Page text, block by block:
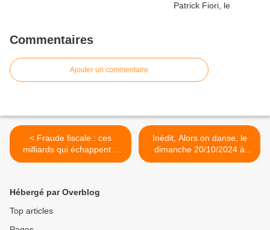
Commentaires
Ajouter un commentaire
< Fraude fiscale : ces
milliards qui échappent à
l'État... et aux Français, ce
Inédit, Alors on danse, le
dimanche 20/10/2024 à
21h05 sur France 2 >
Hébergé par Overblog
Top articles